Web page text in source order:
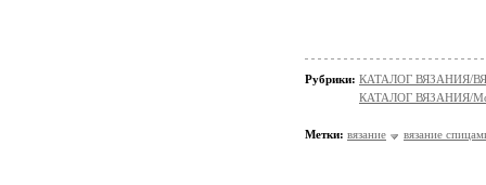
Рубрики: КАТАЛОГ ВЯЗАНИЯ/
КАТАЛОГ ВЯЗАНИЯ/
Метки: вязание вязание